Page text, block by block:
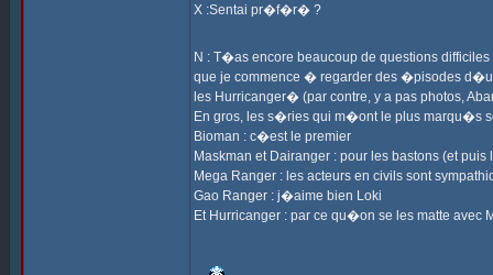
X :Sentai pr�f�r� ?
N : T�as encore beaucoup de questions
que je commence � regarder des �pisodes
les Hurricanger� (par contre, y a pas photos,
En gros, les s�ries qui m�ont le plus marqu�s
Bioman : c�est le premier
Maskman et Dairanger : pour les bastons (et
Mega Ranger : les acteurs en civils sont
Gao Ranger : j�aime bien Loki
Et Hurricanger : par ce qu�on se les matte avec